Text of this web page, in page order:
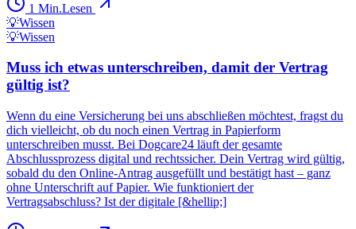
1 Min.Lesen
💡Wissen
💡Wissen
Muss ich etwas unterschreiben, damit der Vertrag
gültig ist?
Wenn du eine Versicherung bei uns abschließen möchtest, fragst du
dich vielleicht, ob du noch einen Vertrag in Papierform
unterschreiben musst. Bei Dogcare24 läuft der gesamte
Abschlussprozess digital und rechtssicher. Dein Vertrag wird gültig,
sobald du den Online-Antrag ausgefüllt und bestätigt hast – ganz
ohne Unterschrift auf Papier. Wie funktioniert der
Vertragsabschluss? Ist der digitale [&hellip;]